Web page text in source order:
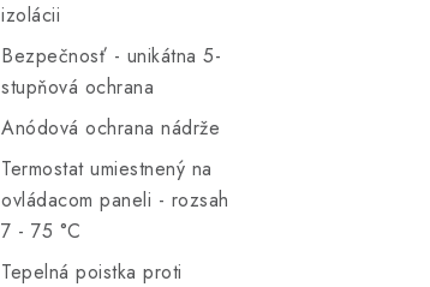
izolácii
Bezpečnosť - unikátna 5-
stupňová ochrana
Anódová ochrana nádrže
Termostat umiestnený na
ovládacom paneli - rozsah
7 - 75 °C
Tepelná poistka proti